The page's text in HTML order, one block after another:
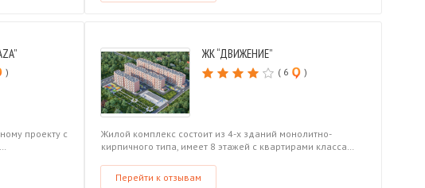
)
проекту с
ЖК “ДВИЖЕНИЕ”
( 6 )
Жилой комплекс состоит из 4-х зданий монолитно-
кирпичного типа, имеет 8 этажей с квартирами класса…
Перейти к отзывам